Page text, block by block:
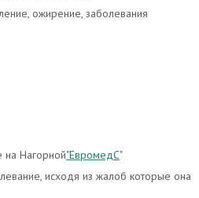
ожирение, заболевания
на Нагорной"ЕвромедС"
исходя из жалоб которые она